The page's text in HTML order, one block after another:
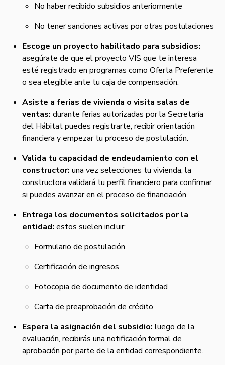
No haber recibido subsidios anteriormente
No tener sanciones activas por otras postulaciones
Escoge un proyecto habilitado para subsidios:
asegúrate de que el proyecto VIS que te interesa
esté registrado en programas como Oferta Preferente
o sea elegible ante tu caja de compensación.
Asiste a ferias de vivienda o visita salas de
ventas: durante ferias autorizadas por la Secretaría
del Hábitat puedes registrarte, recibir orientación
financiera y empezar tu proceso de postulación.
Valida tu capacidad de endeudamiento con el
constructor: una vez selecciones tu vivienda, la
constructora validará tu perfil financiero para confirmar
si puedes avanzar en el proceso de financiación.
Entrega los documentos solicitados por la
entidad: estos suelen incluir:
Formulario de postulación
Certificación de ingresos
Fotocopia de documento de identidad
Carta de preaprobación de crédito
Espera la asignación del subsidio: luego de la
evaluación, recibirás una notificación formal de
aprobación por parte de la entidad correspondiente.